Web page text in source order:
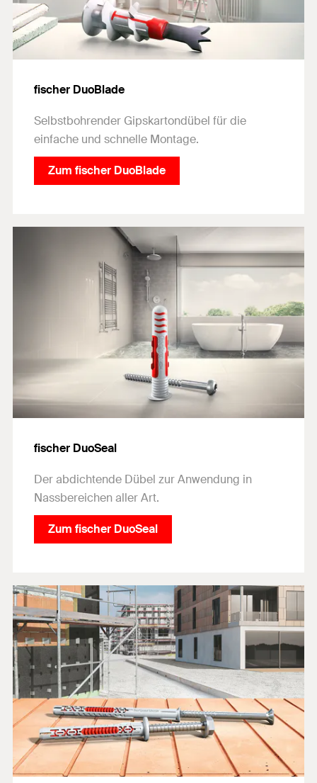
fischer DuoBlade
Selbstbohrender Gipskartondübel für die
einfache und schnelle Montage.
Zum fischer DuoBlade
fischer DuoSeal
Der abdichtende Dübel zur Anwendung in
Nassbereichen aller Art.
Zum fischer DuoSeal